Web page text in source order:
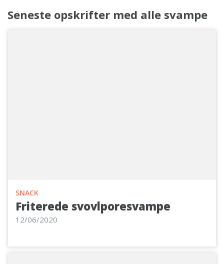
Seneste opskrifter med alle svampe
SNACK
Friterede svovlporesvampe
12/06/2020